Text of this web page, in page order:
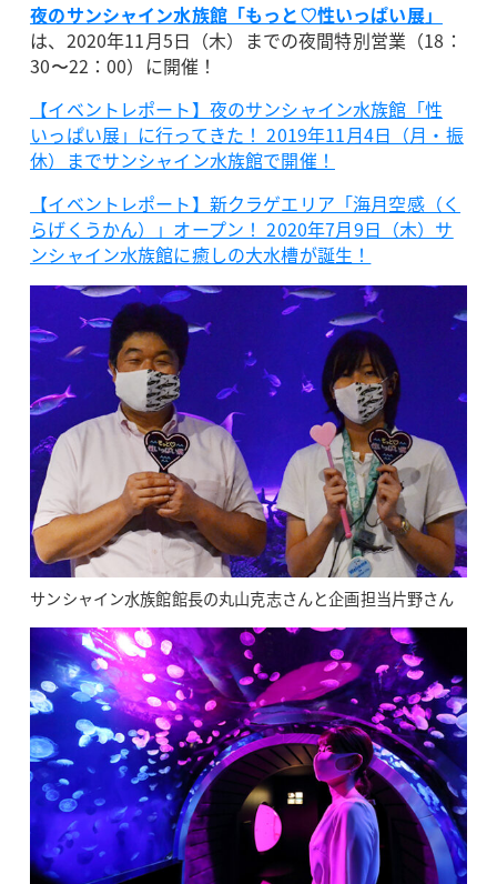
夜のサンシャイン水族館「もっと♡性いっぱい展」
は、2020年11月5日（木）までの夜間特別営業（18：
30〜22：00）に開催！
【イベントレポート】夜のサンシャイン水族館「性
いっぱい展」に行ってきた！ 2019年11月4日（月・振
休）までサンシャイン水族館で開催！
【イベントレポート】新クラゲエリア「海月空感（く
らげくうかん）」オープン！ 2020年7月9日（木）サ
ンシャイン水族館に癒しの大水槽が誕生！
サンシャイン水族館館長の丸山克志さんと企画担当片野さん